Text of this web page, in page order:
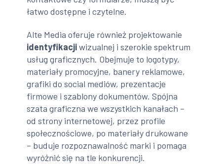
łatwo dostępne i czytelne.
Alte Media oferuje również projektowanie
identyfikacjiwizualnej i szerokie spektrum
usług graficznych. Obejmuje to logotypy,
materiały promocyjne, banery reklamowe,
grafiki do social mediów, prezentacje
firmowe i szablony dokumentów. Spójna
szata graficzna we wszystkich kanałach –
od strony internetowej, przez profile
społecznościowe, po materiały drukowane
– buduje rozpoznawalność marki i pomaga
wyróżnić się na tle konkurencji.